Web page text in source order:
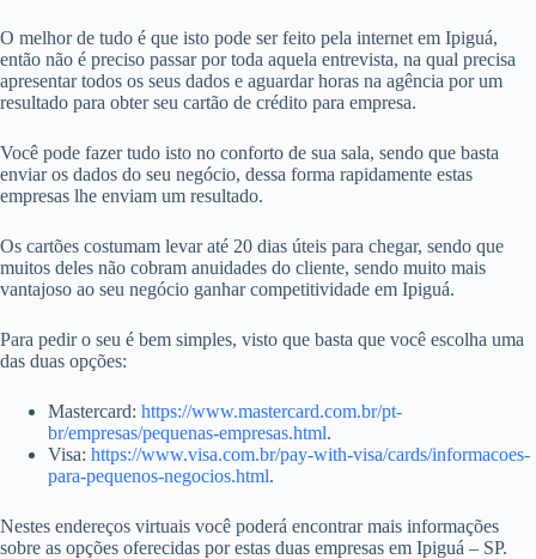
O melhor de tudo é que isto pode ser feito pela internet em Ipiguá,
então não é preciso passar por toda aquela entrevista, na qual precisa
apresentar todos os seus dados e aguardar horas na agência por um
resultado para obter seu cartão de crédito para empresa.
Você pode fazer tudo isto no conforto de sua sala, sendo que basta
enviar os dados do seu negócio, dessa forma rapidamente estas
empresas lhe enviam um resultado.
Os cartões costumam levar até 20 dias úteis para chegar, sendo que
muitos deles não cobram anuidades do cliente, sendo muito mais
vantajoso ao seu negócio ganhar competitividade em Ipiguá.
Para pedir o seu é bem simples, visto que basta que você escolha uma
das duas opções:
Mastercard: https://www.mastercard.com.br/pt-
br/empresas/pequenas-empresas.html.
Visa: https://www.visa.com.br/pay-with-visa/cards/informacoes-
para-pequenos-negocios.html.
Nestes endereços virtuais você poderá encontrar mais informações
sobre as opções oferecidas por estas duas empresas em Ipiguá – SP.